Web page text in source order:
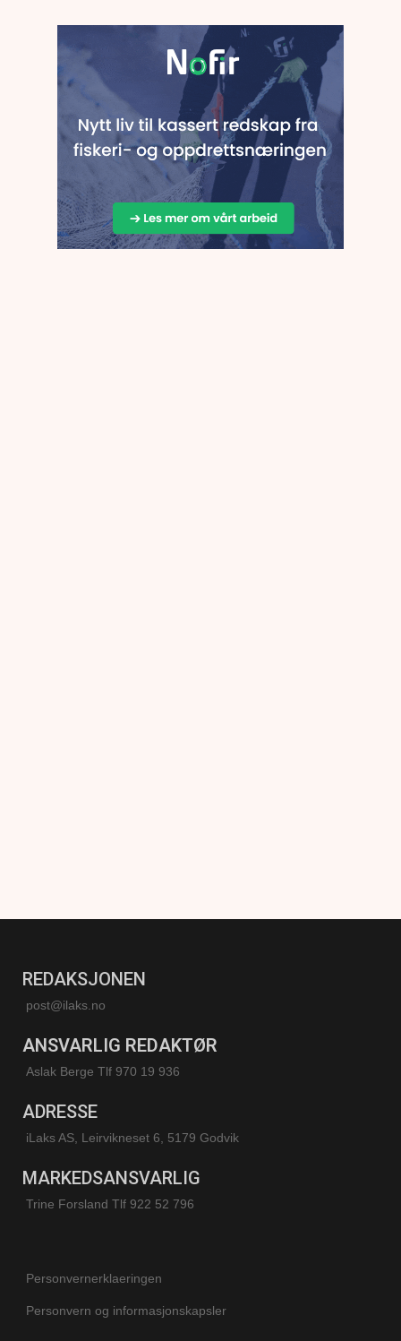
REDAKSJONEN
post@ilaks.no
ANSVARLIG REDAKTØR
Aslak Berge Tlf 970 19 936
ADRESSE
iLaks AS, Leirvikneset 6, 5179 Godvik
MARKEDSANSVARLIG
Trine Forsland Tlf 922 52 796
Personvernerklaeringen
Personvern og informasjonskapsler